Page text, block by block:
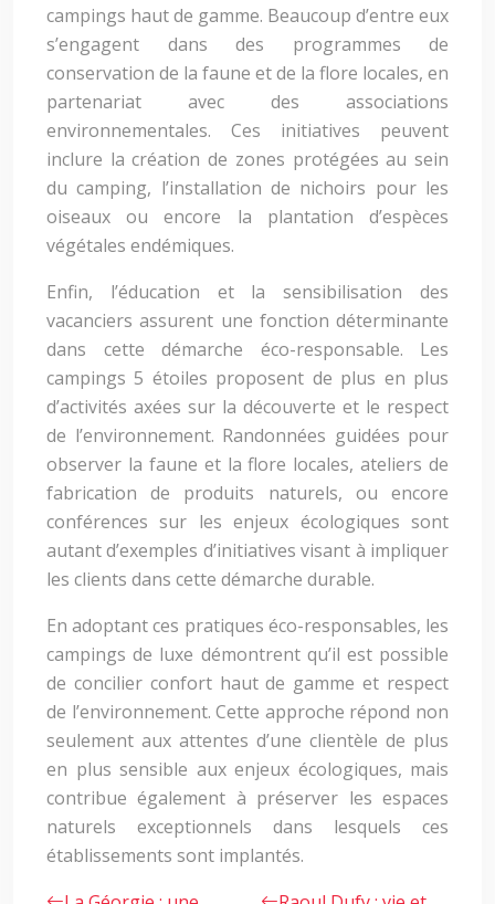
campings haut de gamme. Beaucoup d’entre eux
s’engagent dans des programmes de
conservation de la faune et de la flore locales, en
partenariat avec des associations
environnementales. Ces initiatives peuvent
inclure la création de zones protégées au sein
du camping, l’installation de nichoirs pour les
oiseaux ou encore la plantation d’espèces
végétales endémiques.
Enfin, l’éducation et la sensibilisation des
vacanciers assurent une fonction déterminante
dans cette démarche éco-responsable. Les
campings 5 étoiles proposent de plus en plus
d’activités axées sur la découverte et le respect
de l’environnement. Randonnées guidées pour
observer la faune et la flore locales, ateliers de
fabrication de produits naturels, ou encore
conférences sur les enjeux écologiques sont
autant d’exemples d’initiatives visant à impliquer
les clients dans cette démarche durable.
En adoptant ces pratiques éco-responsables, les
campings de luxe démontrent qu’il est possible
de concilier confort haut de gamme et respect
de l’environnement. Cette approche répond non
seulement aux attentes d’une clientèle de plus
en plus sensible aux enjeux écologiques, mais
contribue également à préserver les espaces
naturels exceptionnels dans lesquels ces
établissements sont implantés.